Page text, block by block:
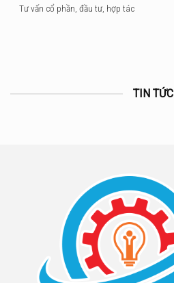
Tư vấn cổ phần, đầu tư, hợp tác
TIN TỨC